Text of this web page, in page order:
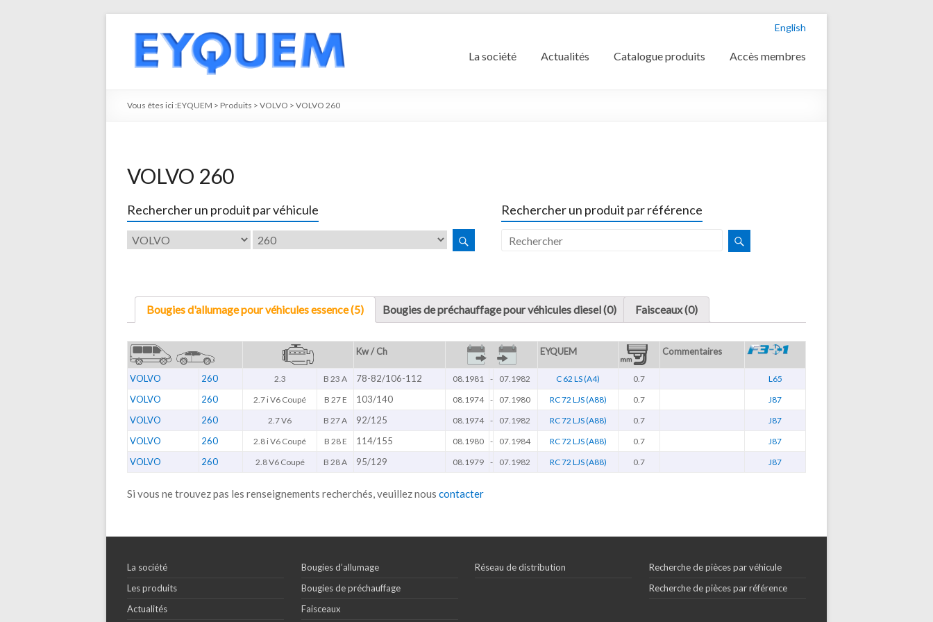
English
La société Actualités Catalogue produits Accès membres
Vous êtes ici :EYQUEM > Produits > VOLVO > VOLVO 260
VOLVO 260
Rechercher un produit par véhicule Rechercher un produit par référence
Bougies d'allumage pour véhicules essence (5) Bougies de préchauffage pour véhicules diesel (0) Faisceaux (0)
Kw / Ch EYQUEM Commentaires
VOLVO 260 2.3 B 23 A 78-82/106-112 08.1981 - 07.1982 C 62 LS (A4) 0.7 L65
VOLVO 260 2.7 i V6 Coupé B 27 E 103/140 08.1974 - 07.1980 RC 72 LJS (A88) 0.7 J87
VOLVO 260 2.7 V6 B 27 A 92/125 08.1974 - 07.1982 RC 72 LJS (A88) 0.7 J87
VOLVO 260 2.8 i V6 Coupé B 28 E 114/155 08.1980 - 07.1984 RC 72 LJS (A88) 0.7 J87
VOLVO 260 2.8 V6 Coupé B 28 A 95/129 08.1979 - 07.1982 RC 72 LJS (A88) 0.7 J87
Si vous ne trouvez pas les renseignements recherchés, veuillez nous contacter
La société
Les produits
Actualités
Bougies d’allumage
Bougies de préchauffage
Faisceaux
Réseau de distribution
Recherche de pièces par véhicule
Recherche de pièces par référence